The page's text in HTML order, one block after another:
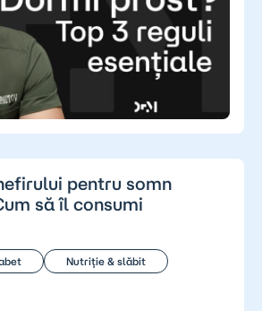
pentru somn
să îl consumi
Nutriție & slăbit